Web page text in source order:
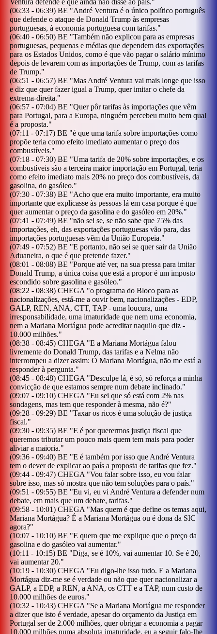
Ventura defende e que ainda não disse ao país."
(06:33 - 06:39) BE "André Ventura é o único político português
que defende o ataque de Donald Trump às empresas
portuguesas, à economia portuguesa com tarifas."
(06:40 - 06:50) BE "Também não explicou para as empresas
portuguesas, pequenas e médias que dependem das exportações
para os Estados Unidos, como é que vão pagar o salário mínimo
depois de levarem com as importações de Trump, com as tarifas
de Trump."
(06:51 - 06:57) BE "Mas André Ventura vai mais longe que isso
e diz que quer fazer igual a Trump, quer imitar o chefe da
extrema-direita."
(06:57 - 07:04) BE "Quer pôr tarifas às importações que vêm
para Portugal, para a Europa, ninguém percebeu muito bem qual
é a proposta."
(07:11 - 07:17) BE "é que uma tarifa sobre importações como
propõe teria como efeito imediato aumentar o preço dos
combustíveis."
(07:18 - 07:30) BE "Uma tarifa de 20% sobre importações, e os
combustíveis são a terceira maior importação em Portugal, teria
como efeito imediato mais 20% no preço dos combustíveis, da
gasolina, do gasóleo."
(07:30 - 07:38) BE "Acho que era muito importante, era muito
importante que explicasse às pessoas lá em casa porque é que
quer aumentar o preço da gasolina e do gasóleo em 20%."
(07:41 - 07:49) BE "não sei se, se não sabe que 75% das
importações, eh, das exportações portuguesas vão para, das
importações portuguesas vêm da União Europeia."
(07:49 - 07:52) BE "E portanto, não sei se quer sair da União
Aduaneira, o que é que pretende fazer."
(08:01 - 08:08) BE "Porque até ver, na sua pressa para imitar
Donald Trump, a única coisa que está a propor é um imposto
escondido sobre gasolina e gasóleo."
(08:22 - 08:38) CHEGA "o programa do Bloco para as
nacionalizações, está-me a ouvir bem, nacionalizações - EDP,
GALP, REN, ANA, CTT, TAP - uma loucura, uma
irresponsabilidade, uma imaturidade que nem uma economia,
nem a Mariana Mortágua pode acreditar naquilo que diz -
10.000 milhões."
(08:38 - 08:45) CHEGA "E a Mariana Mortágua falou
livremente do Donald Trump, das tarifas e a Nelma não
interrompeu a dizer assim: Ó Mariana Mortágua, não me está a
responder à pergunta."
(08:45 - 08:48) CHEGA "Desculpe lá, é só, só reforça a minha
convicção de que estamos sempre num debate inclinado."
(09:07 - 09:10) CHEGA "Eu sei que só está com 2% nas
sondagens, mas tem que responder à mesma, não é?"
(09:28 - 09:29) BE "Taxar os ricos é uma solução de justiça
fiscal."
(09:30 - 09:35) BE "E é por querermos justiça fiscal que
queremos tributar um pouco mais quem tem mais para poder
aliviar a maioria."
(09:36 - 09:40) BE "E é também por isso que André Ventura
tem o dever de explicar ao país a proposta de tarifas que fez."
(09:44 - 09:47) CHEGA "Vou falar sobre isso, eu vou falar
sobre isso, mas só mostra que não tem soluções para o país."
(09:51 - 09:55) BE "Eu vi, eu vi André Ventura a defender num
debate, em mais que um debate, tarifas."
(09:58 - 10:01) CHEGA "Mas quem é que define os temas aqui,
Mariana Mortágua? É a Mariana Mortágua ou é dona da SIC
agora?"
(10:07 - 10:10) BE "E quero que me explique que o preço da
gasolina e do gasóleo vai aumentar."
(10:11 - 10:15) BE "Diga, se é 10%, vai aumentar 10. Se é 20,
vai aumentar 20."
(10:19 - 10:30) CHEGA "Eu digo-lhe isso tudo. E a Mariana
Mortágua diz-me se é verdade ou não que quer nacionalizar a
GALP, a EDP, a REN, a ANA, os CTT e a TAP, num custo de
10.000 milhões de euros."
(10:32 - 10:43) CHEGA "Se a Mariana Mortágua me responder
a dizer que isto é verdade, apesar do orçamento da Justiça em
Portugal ser de 2.000 milhões, quer obrigar a economia a pagar
10.000 milhões numa absoluta imaturidade, eu a seguir falo-lhe